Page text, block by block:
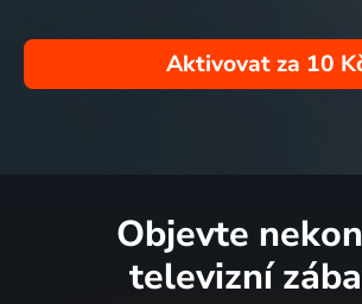
Aktivovat za 10
Objevte
televizní